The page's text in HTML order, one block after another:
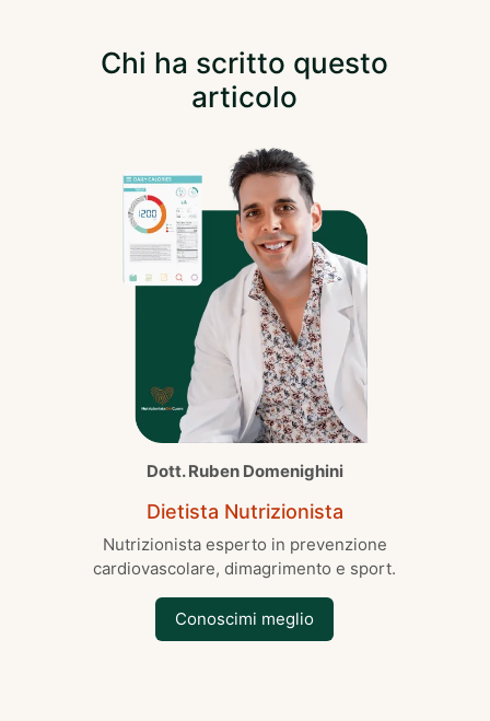
Chi ha scritto questo
articolo
Dott. Ruben Domenighini
Dietista Nutrizionista
Nutrizionista esperto in prevenzione
cardiovascolare, dimagrimento e sport.
Conoscimi meglio